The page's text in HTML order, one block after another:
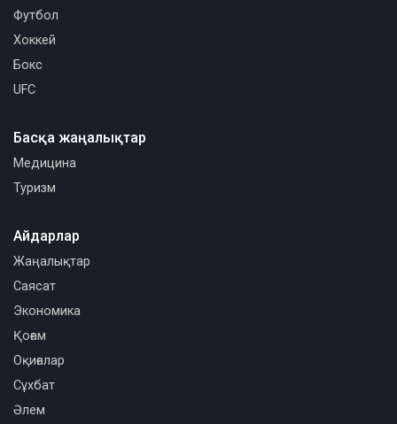
Футбол
Хоккей
Бокс
UFC
Басқа жаңалықтар
Медицина
Туризм
Айдарлар
Жаңалықтар
Саясат
Экономика
Қоғам
Оқиғалар
Сұхбат
Әлем